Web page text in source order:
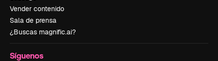
Vender contenido
Sala de prensa
¿Buscas magnific.ai?
Síguenos